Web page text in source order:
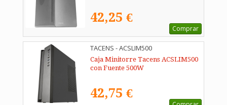
42,25 €
Comprar
TACENS - ACSLIM500
Caja Minitorre Tacens ACSLIM500
con Fuente 500W
42,75 €